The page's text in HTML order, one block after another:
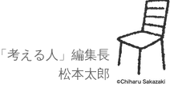
「考える人」編集長
松本太郎